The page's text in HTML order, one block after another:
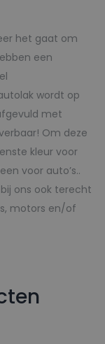
het gaat om
een
wordt op
met
Om deze
kleur voor
voor auto’s..
ons ook terecht
motors en/of